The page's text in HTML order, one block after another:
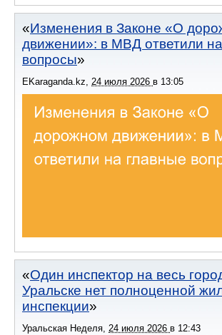
Изменения в Законе «О
движении»: в МВД ответили
вопросы
EKaraganda.kz 24 июля 2026 в 13:05
Один инспектор на весь
Уральске нет полноценной
инспекции
Уральская Неделя, 24 июля 2026 в 12:43